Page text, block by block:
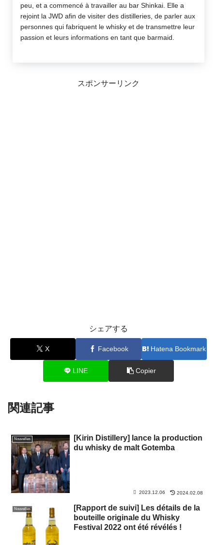
peu, et a commencé à travailler au bar Shinkai. Elle a
rejoint la JWD afin de visiter des distilleries, de parler aux
personnes qui fabriquent le whisky et de transmettre leur
passion et leurs informations en tant que barmaid.
スポンサーリンク
シェアする
X Facebook Hatena Bookmark
LINE Copier
関連記事
Nouvelles
[Kirin Distillery] lance la production
du whisky de malt Gotemba
2023.12.06 2024.02.08
Nouvelles
[Rapport de suivi] Les détails de la
bouteille originale du Whisky
Festival 2022 ont été révélés !